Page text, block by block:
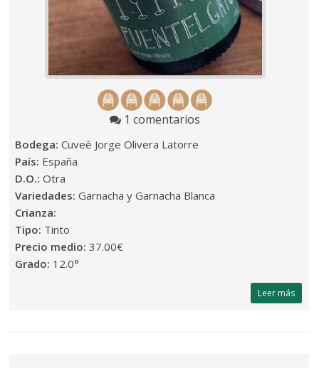
1 comentarios
Bodega:Cuveè Jorge Olivera Latorre
País: España
D.O.:Otra
Variedades:Garnacha y Garnacha Blanca
Crianza:
Tipo: Tinto
Precio medio:37.00€
Grado: 12.0°
Leer más